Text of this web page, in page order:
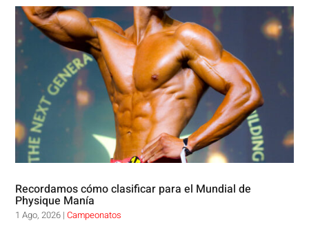
Recordamos cómo clasificar para el Mundial de
Physique Manía
1 Ago, 2026 |Campeonatos